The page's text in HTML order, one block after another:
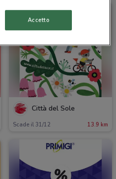
Città del Sole
Scade il 31/12 13.9 km
Accetto